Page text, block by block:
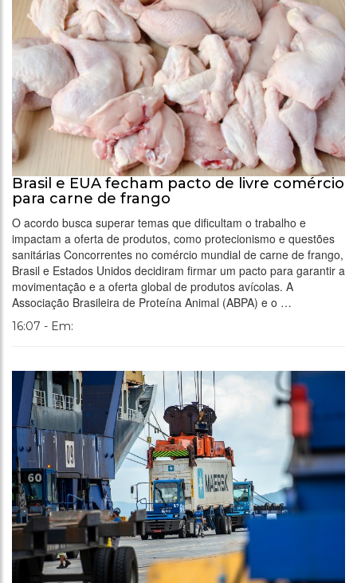
Brasil e EUA fecham pacto de livre comércio
para carne de frango
O acordo busca superar temas que dificultam o trabalho e
impactam a oferta de produtos, como protecionismo e questões
sanitárias Concorrentes no comércio mundial de carne de frango,
Brasil e Estados Unidos decidiram firmar um pacto para garantir a
movimentação e a oferta global de produtos avícolas. A
Associação Brasileira de Proteína Animal (ABPA) e o …
16:07 - Em: